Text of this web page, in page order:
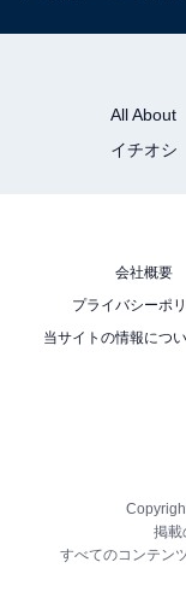
All About
イチオシ
会社概要
プライバシーポ
当サイトの情報につ
掲載
すべてのコンテン